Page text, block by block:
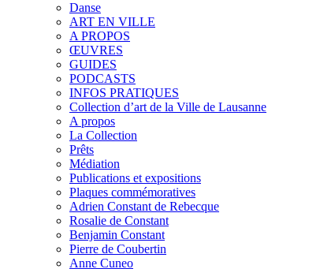
Danse
ART EN VILLE
A PROPOS
ŒUVRES
GUIDES
PODCASTS
INFOS PRATIQUES
Collection d’art de la Ville de Lausanne
A propos
La Collection
Prêts
Médiation
Publications et expositions
Plaques commémoratives
Adrien Constant de Rebecque
Rosalie de Constant
Benjamin Constant
Pierre de Coubertin
Anne Cuneo